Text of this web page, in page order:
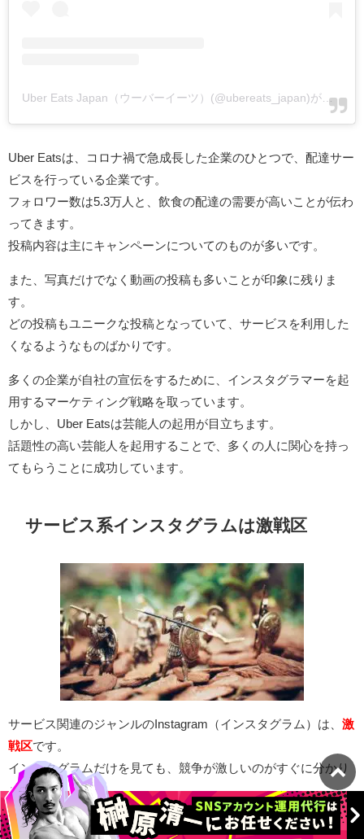
Uber Eats Japan（ウーバーイーツ）(@ubereats_japan)がシェアした投稿
Uber Eatsは、コロナ禍で急成長した企業のひとつで、配達サー
ビスを行っている企業です。
フォロワー数は5.3万人と、飲食の配達の需要が高いことが伝わ
ってきます。
投稿内容は主にキャンペーンについてのものが多いです。
また、写真だけでなく動画の投稿も多いことが印象に残りま
す。
どの投稿もユニークな投稿となっていて、サービスを利用した
くなるようなものばかりです。
多くの企業が自社の宣伝をするために、インスタグラマーを起
用するマーケティング戦略を取っています。
しかし、Uber Eatsは芸能人の起用が目立ちます。
話題性の高い芸能人を起用することで、多くの人に関心を持っ
てもらうことに成功しています。
サービス系インスタグラムは激戦区
サービス関連のジャンルのInstagram（インスタグラム）は、 激
戦区です。
インスタグラムだけを見ても、競争が激しいのがすぐに分かり
ます。
強力なアカウントがしのぎを削っているのが確認出来、激戦な
分だけ参考になるようなアカウントが多くなっています。